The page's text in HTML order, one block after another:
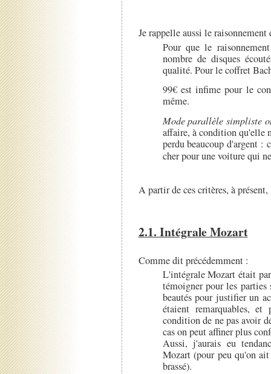
Je rappelle aussi le
Pour que le
nombre de disques
qualité. Pour le coffret
99€ est infime pour le
même.
Mode parallèle simpliste
affaire, à condition qu'elle
perdu beaucoup d'argent :
cher pour une voiture qui
A partir de ces critères, à
2.1. Intégrale Mozart
Comme dit précédemment :
L'intégrale Mozart était
témoigner pour les parties
beautés pour justifier un
étaient remarquables,
condition de ne pas avoir
cas on peut affiner plus
Aussi, j'aurais eu
Mozart (pour peu qu'on
brassé).